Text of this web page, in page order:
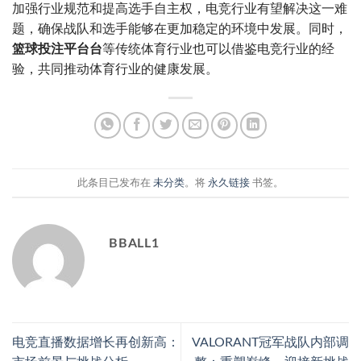
加强行业规范和提高选手自主权，电竞行业有望解决这一难
题，确保战队和选手能够在更加稳定的环境中发展。同时，
篮球投注平台台等传统体育行业也可以借鉴电竞行业的经
验，共同推动体育行业的健康发展。
此条目已发布在 未分类。将 永久链接 书签。
BBALL1
电竞直播数据增长再创新高：
VALORANT冠军战队内部调